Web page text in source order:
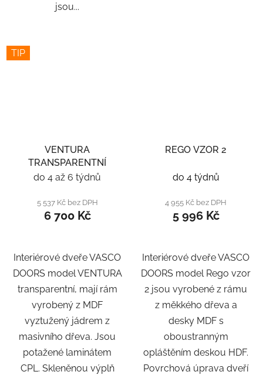
jsou...
TIP
VENTURA
TRANSPARENTNÍ
do 4 až 6 týdnů
5 537 Kč bez DPH
6 700 Kč
Interiérové dveře VASCO
DOORS model VENTURA
transparentní, mají rám
vyrobený z MDF
vyztužený jádrem z
masivního dřeva. Jsou
potažené laminátem
CPL. Skleněnou výplň
REGO VZOR 2
do 4 týdnů
4 955 Kč bez DPH
5 996 Kč
Interiérové dveře VASCO
DOORS model Rego vzor
2 jsou vyrobené z rámu
z měkkého dřeva a
desky MDF s
oboustranným
opláštěním deskou HDF.
Povrchová úprava dveří